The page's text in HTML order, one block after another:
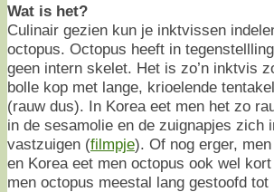
Wat is het?
Culinair gezien kun je inktvissen
octopus. Octopus heeft in
geen intern skelet. Het is zo’n inktvis
bolle kop met lange, krioelende
(rauw dus). In Korea eet men het zo
in de sesamolie en de zuignapjes zich
vastzuigen (filmpje). Of nog erger,
en Korea eet men octopus ook wel
men octopus meestal lang gestoofd